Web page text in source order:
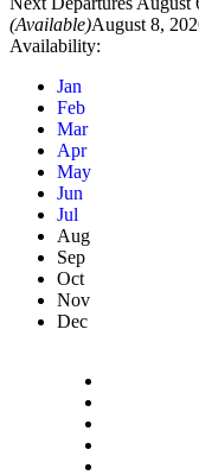
(Available)August 8,
Availability:
Jan
Feb
Mar
Apr
May
Jun
Jul
Aug
Sep
Oct
Nov
Dec